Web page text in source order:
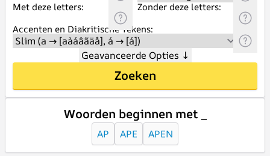
Met deze letters:
Zonder deze letters:
Accenten en Diakritische Tekens:
Geavanceerde Opties ↓
Zoeken
Woorden beginnen met _
AP APE APEN